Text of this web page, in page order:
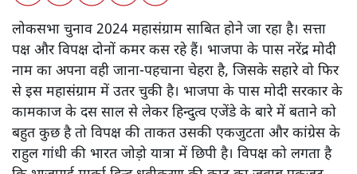
लोकसभा चुनाव 2024 महासंग्राम साबित होने जा रहा है। सत्ता
पक्ष और विपक्ष दोनों कमर कस रहे हैं। भाजपा के पास नरेंद्र मोदी
नाम का अपना वही जाना-पहचाना चेहरा है, जिसके सहारे वो फिर
से इस महासंग्राम में उतर चुकी है। भाजपा के पास मोदी सरकार के
कामकाज के दस साल से लेकर हिन्दुत्व एजेंडे के बारे में बताने को
बहुत कुछ है तो विपक्ष की ताकत उसकी एकजुटता और कांग्रेस के
राहुल गांधी की भारत जोड़ो यात्रा में छिपी है। विपक्ष को लगता है